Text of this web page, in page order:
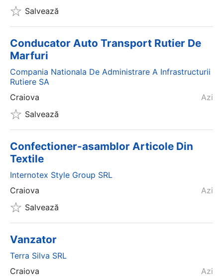
Salvează
Conducator Auto Transport Rutier De
Marfuri
Compania Nationala De Administrare A Infrastructurii
Rutiere SA
Azi
Craiova
Salvează
Confectioner-asamblor Articole Din
Textile
Internotex Style Group SRL
Azi
Craiova
Salvează
Vanzator
Terra Silva SRL
Azi
Craiova